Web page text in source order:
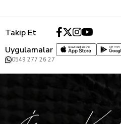
Takip Et
Uygulamalar
0549 277 26 27